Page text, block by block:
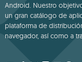
Android. Nuestro
un gran catálogo de
plataforma de
navegador, así como a